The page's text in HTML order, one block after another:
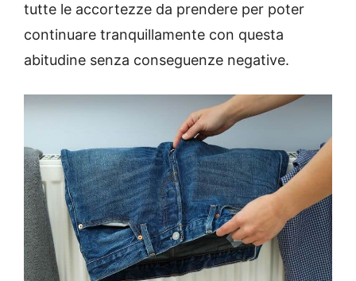
tutte le accortezze da prendere per poter
continuare tranquillamente con questa
abitudine senza conseguenze negative.